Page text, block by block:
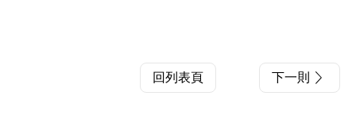
回列表頁 下一則